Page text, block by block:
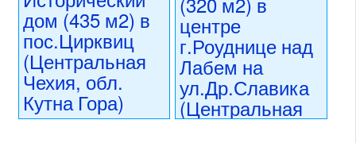
дом (435 м2) в
пос.Цирквиц
(Центральная
Чехия, обл.
Кутна Гора)
центре
г.Роуднице над
Лабем на
ул.Др.Славика
(Центральная
Чехия)